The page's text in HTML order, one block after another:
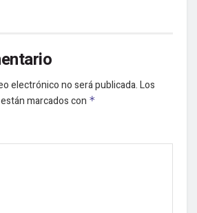
electrónico no será publicada.Los
marcados con *